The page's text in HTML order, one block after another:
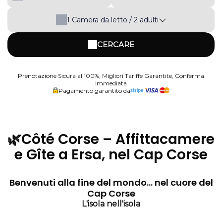
1 Camera da letto / 2 adulti
CERCARE
Prenotazione Sicura al 100%, Migliori Tariffe Garantite, Conferma
Immediata
Pagamento garantito da
🌿Côté Corse – Affittacamere
e Gîte a Ersa, nel Cap Corse
Benvenuti alla fine del mondo… nel cuore del
Cap Corse
L'isola nell'isola